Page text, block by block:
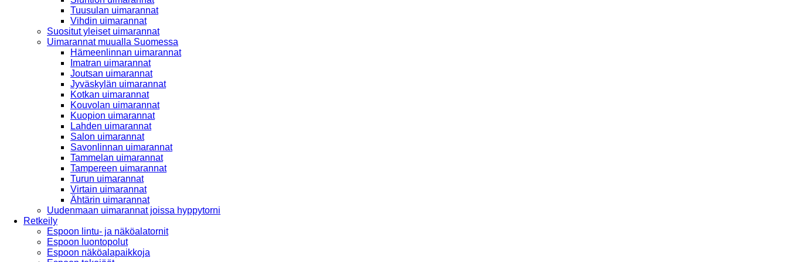
Tuusulan uimarannat
Vihdin uimarannat
Suositut yleiset uimarannat
Uimarannat muualla Suomessa
Hämeenlinnan uimarannat
Imatran uimarannat
Joutsan uimarannat
Jyväskylän uimarannat
Kotkan uimarannat
Kouvolan uimarannat
Kuopion uimarannat
Lahden uimarannat
Salon uimarannat
Savonlinnan uimarannat
Tammelan uimarannat
Tampereen uimarannat
Turun uimarannat
Virtain uimarannat
Ähtärin uimarannat
Uudenmaan uimarannat joissa hyppytorni
Retkeily
Espoon lintu- ja näköalatornit
Espoon luontopolut
Espoon näköalapaikkoja